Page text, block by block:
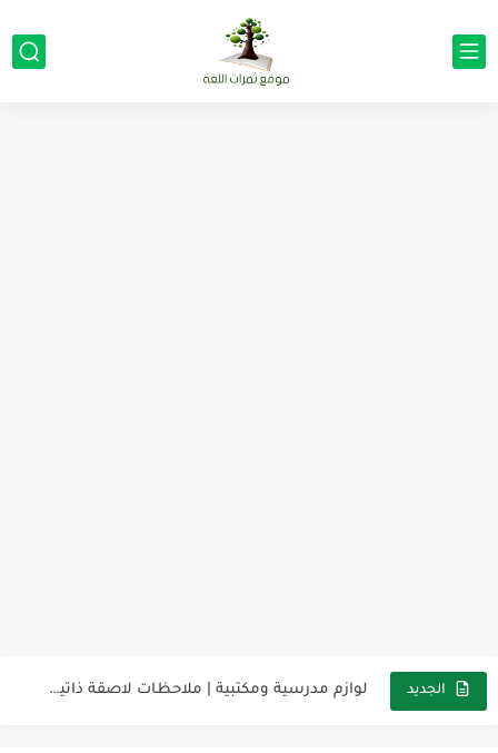
الجديد مجموعة واحدة من 7 قطع من القرطاسية الجميلة